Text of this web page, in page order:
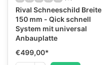
Rival Schneeschild Breite
150 mm - Qick schnell
System mit universal
Anbauplatte
€499,00*